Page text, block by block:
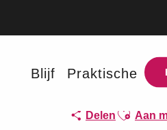
Blijf Praktische
Delen Ajouter
Aan